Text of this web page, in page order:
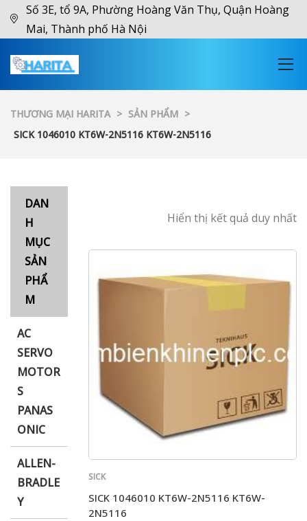
Số 3E, tổ 9A, Phường Hoàng Văn Thụ, Quận Hoàng
Mai, Thành phố Hà Nội
THƯƠNG MẠI HARITA > SẢN PHẨM >
SICK 1046010 KT6W-2N5116 KT6W-2N5116
DAN
H
MỤC
SẢN
PHẨ
M
AC
SERVO
MOTOR
S
PANAS
ONIC
ALLEN-
BRADLE
Y
Hiển thị kết quả duy nhất
SICK
SICK 1046010 KT6W-2N5116 KT6W-
2N5116
XNK